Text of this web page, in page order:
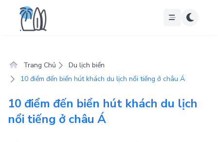
Trang Chủ
Du lịch biển
10 điểm đến biển hút khách du lịch nổi tiếng ở châu Á
10 điểm đến biển hút khách du lịch
nổi tiếng ở châu Á